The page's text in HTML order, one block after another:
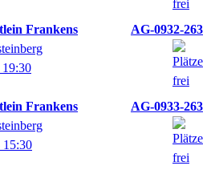
Frankens
AG-0932-263
19:30
Frankens
AG-0933-263
15:30